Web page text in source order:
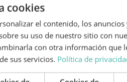
cookies
el contenido, los
su uso de nuestro sitio con
con otra información que
sus servicios. Política de